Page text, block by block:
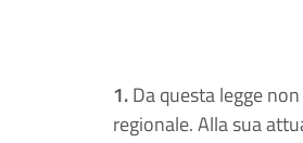
1.Da questa legge
regionale. Alla sua